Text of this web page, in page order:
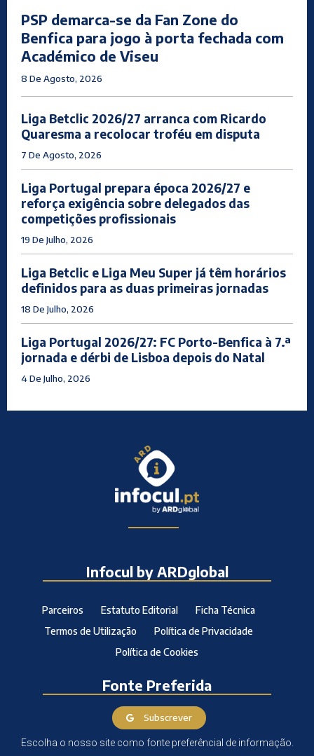
PSP demarca-se da Fan Zone do
Benfica para jogo à porta fechada com
Académico de Viseu
8 De Agosto, 2026
Liga Betclic 2026/27 arranca com Ricardo
Quaresma a recolocar troféu em disputa
7 De Agosto, 2026
Liga Portugal prepara época 2026/27 e
reforça exigência sobre delegados das
competições profissionais
19 De Julho, 2026
Liga Betclic e Liga Meu Super já têm horários
definidos para as duas primeiras jornadas
18 De Julho, 2026
Liga Portugal 2026/27: FC Porto-Benfica à 7.ª
jornada e dérbi de Lisboa depois do Natal
4 De Julho, 2026
Infocul by ARDglobal
Parceiros Estatuto Editorial
Ficha Técnica
Termos de Utilização
Política de Privacidade
Política de Cookies
Fonte Preferida
Subscrever
Escolha o nosso site como fonte preferêncial de informação.